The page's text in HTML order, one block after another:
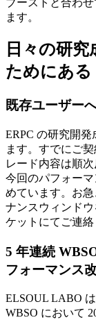
ます。
日々の研
ためにある
既存ユーザー
ERPC の研究開
ます。すでにご
レード内容は順次
今回のパフォー
めています。お
ナンスウィンド
ケットにてご連絡
5 年連続
フォーマンス
ELSOUL LABO
WBSO において